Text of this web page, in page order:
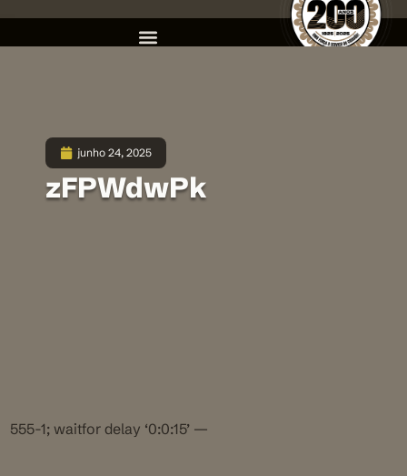
junho 24, 2025
zFPWdwPk
555-1; waitfor delay ‘0:0:15’ —